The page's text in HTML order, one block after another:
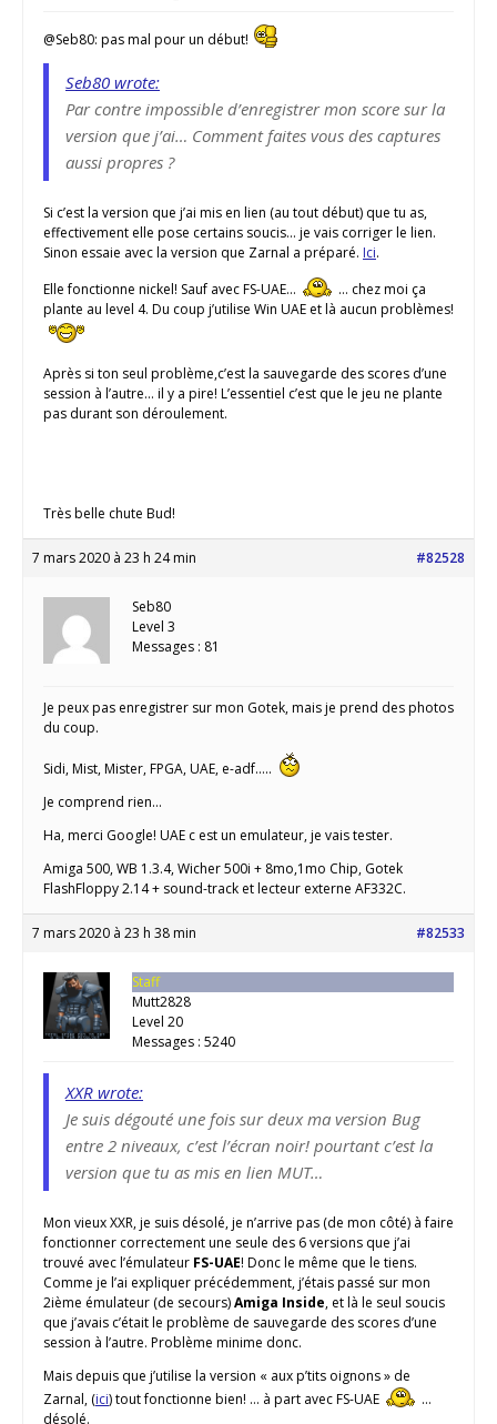
@Seb80: pas mal pour un début!
Seb80 wrote:
Par contre impossible d’enregistrer mon score sur la
version que j’ai… Comment faites vous des captures
aussi propres ?
Si c’est la version que j’ai mis en lien (au tout début) que tu as,
effectivement elle pose certains soucis… je vais corriger le lien.
Sinon essaie avec la version que Zarnal a préparé. Ici.
Elle fonctionne nickel! Sauf avec FS-UAE…
… chez moi ça
plante au level 4. Du coup j’utilise Win UAE et là aucun problèmes!
Après si ton seul problème,c’est la sauvegarde des scores d’une
session à l’autre… il y a pire! L’essentiel c’est que le jeu ne plante
pas durant son déroulement.
Très belle chute Bud!
7 mars 2020 à 23 h 24 min #82528
Seb80
Level 3
Messages : 81
Je peux pas enregistrer sur mon Gotek, mais je prend des photos
du coup.
Sidi, Mist, Mister, FPGA, UAE, e-adf…..
Je comprend rien…
Ha, merci Google! UAE c est un emulateur, je vais tester.
Amiga 500, WB 1.3.4, Wicher 500i + 8mo,1mo Chip, Gotek
FlashFloppy 2.14 + sound-track et lecteur externe AF332C.
7 mars 2020 à 23 h 38 min #82533
Staff
Mutt2828
Level 20
Messages : 5240
XXR wrote:
Je suis dégouté une fois sur deux ma version Bug
entre 2 niveaux, c’est l’écran noir! pourtant c’est la
version que tu as mis en lien MUT…
Mon vieux XXR, je suis désolé, je n’arrive pas (de mon côté) à faire
fonctionner correctement une seule des 6 versions que j’ai
trouvé avec l’émulateur FS-UAE! Donc le même que le tiens.
Comme je l’ai expliquer précédemment, j’étais passé sur mon
2ième émulateur (de secours)Amiga Inside, et là le seul soucis
que j’avais c’était le problème de sauvegarde des scores d’une
session à l’autre. Problème minime donc.
Mais depuis que j’utilise la version « aux p’tits oignons » de
Zarnal, (ici) tout fonctionne bien! … à part avec FS-UAE
…
désolé.